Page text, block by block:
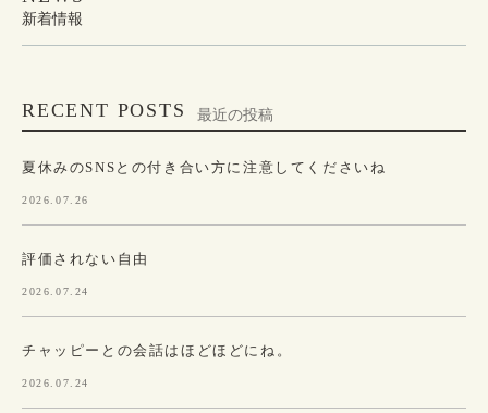
新着情報
RECENT POSTS 最近の投稿
夏休みのSNSとの付き合い方に注意してくださいね
2026.07.26
評価されない自由
2026.07.24
チャッピーとの会話はほどほどにね。
2026.07.24